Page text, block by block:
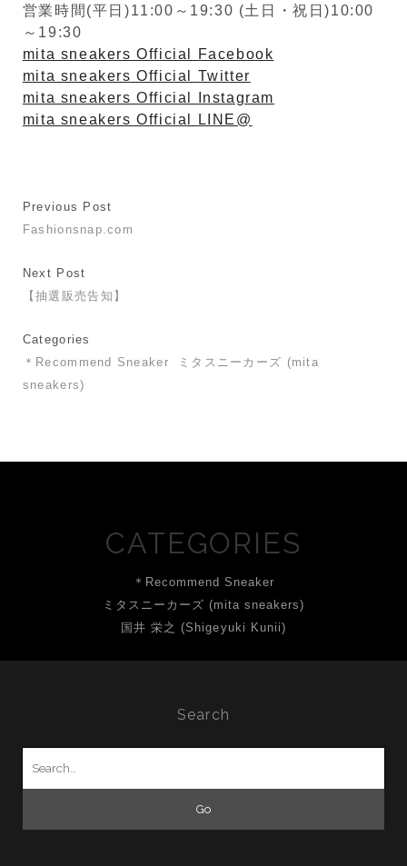
営業時間(平日)11:00～19:30 (土日・祝日)10:00
～19:30
mita sneakers Official Facebook
mita sneakers Official Twitter
mita sneakers Official Instagram
mita sneakers Official LINE@
Previous Post
Fashionsnap.com
Next Post
【抽選販売告知】
Categories
＊Recommend Sneaker
ミタスニーカーズ (mita
sneakers)
CATEGORIES
＊Recommend Sneaker
ミタスニーカーズ (mita sneakers)
国井 栄之 (Shigeyuki Kunii)
Search